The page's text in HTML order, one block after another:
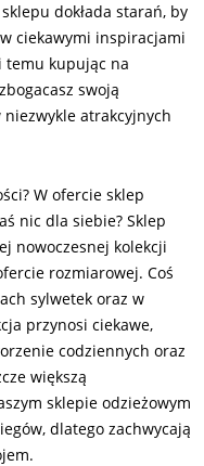
dokłada starań, by
ciekawymi inspiracjami
temu kupując na
swoją
atrakcyjnych
W ofercie sklep
nic dla siebie? Sklep
nowoczesnej kolekcji
rozmiarowej. Coś
sylwetek oraz w
przynosi ciekawe,
codziennych oraz
większą
sklepie odzieżowym
dlatego zachwycają